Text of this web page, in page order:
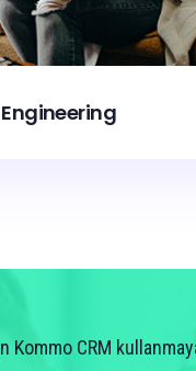
Kommo CRM